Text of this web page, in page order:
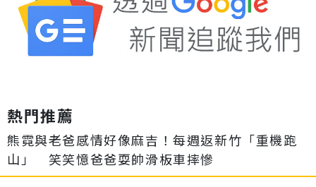
熱門推薦
熊霓與老爸感情好像麻吉！每週返新竹「重機跑
山」 笑笑憶爸爸耍帥滑板車摔慘